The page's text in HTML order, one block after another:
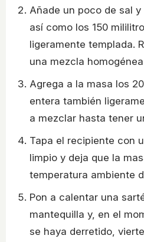
Añade un poco de sal
así como los 150
ligeramente templada.
una mezcla
Agrega a la masa los
entera también
a mezclar hasta tener
Tapa el recipiente con
limpio y deja que la
temperatura ambiente
Pon a calentar una
mantequilla y, en el
se haya derretido,